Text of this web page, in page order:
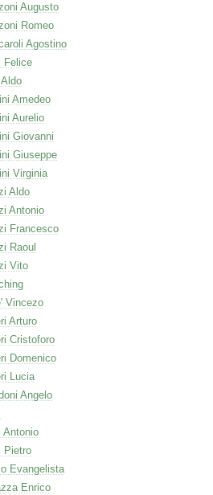
Augusto
Romeo
Agostino
Felice
Amedeo
Aurelio
Giovanni
Giuseppe
Virginia
Aldo
Antonio
Francesco
Raoul
Vito
Vincezo
Arturo
Cristoforo
Domenico
Lucia
Angelo
Antonio
Pietro
Evangelista
Enrico